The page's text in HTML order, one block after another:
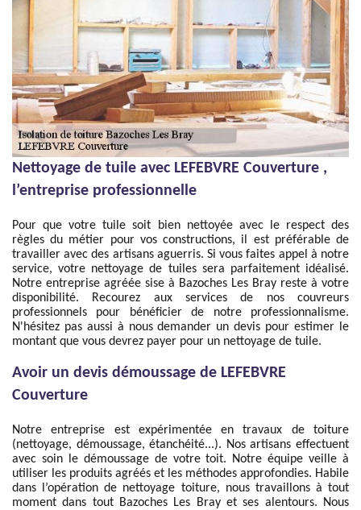
Nettoyage de tuile avec LEFEBVRE Couverture ,
l’entreprise professionnelle
Pour que votre tuile soit bien nettoyée avec le respect des
règles du métier pour vos constructions, il est préférable de
travailler avec des artisans aguerris. Si vous faites appel à notre
service, votre nettoyage de tuiles sera parfaitement idéalisé.
Notre entreprise agréée sise à Bazoches Les Bray reste à votre
disponibilité. Recourez aux services de nos couvreurs
professionnels pour bénéficier de notre professionnalisme.
N'hésitez pas aussi à nous demander un devis pour estimer le
montant que vous devrez payer pour un nettoyage de tuile.
Avoir un devis démoussage de LEFEBVRE
Couverture
Notre entreprise est expérimentée en travaux de toiture
(nettoyage, démoussage, étanchéité...). Nos artisans effectuent
avec soin le démoussage de votre toit. Notre équipe veille à
utiliser les produits agréés et les méthodes approfondies. Habile
dans l’opération de nettoyage toiture, nous travaillons à tout
moment dans tout Bazoches Les Bray et ses alentours. Nous